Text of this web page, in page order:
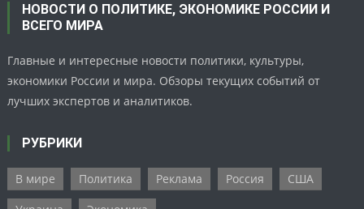
НОВОСТИ О ПОЛИТИКЕ, ЭКОНОМИКЕ РОССИИ И
ВСЕГО МИРА
Главные и интересные новости политики, культуры,
экономики России и мира. Обзоры текущих событий от
лучших экспертов и аналитиков.
РУБРИКИ
В мире Политика Реклама Россия
США